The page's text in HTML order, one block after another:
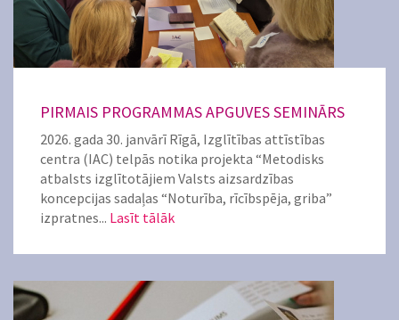
PIRMAIS PROGRAMMAS APGUVES SEMINĀRS
2026. gada 30. janvārī Rīgā, Izglītības attīstības
centra (IAC) telpās notika projekta “Metodisks
atbalsts izglītotājiem Valsts aizsardzības
koncepcijas sadaļas “Noturība, rīcībspēja, griba”
izpratnes... Lasīt tālāk